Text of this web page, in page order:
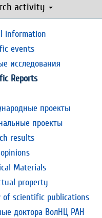
activity
information
events
исследования
Reports
проекты
проекты
results
Materials
property
of scientific publications
доктора ВолНЦ РАН